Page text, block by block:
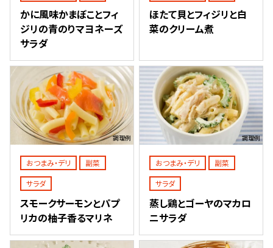
かに風味かまぼことフィ
ジリの青のりマヨネーズ
サラダ
ほたて貝とフィジリと白
菜のクリーム煮
調理例
おつまみ・デリ
副菜
サラダ
スモークサーモンとパプ
リカの柚子香るマリネ
調理例
おつまみ・デリ
副菜
サラダ
蒸し鶏とゴーヤのマカロ
ニサラダ